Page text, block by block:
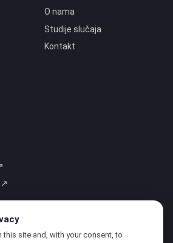
O nama
Studije slučaja
Kontakt
↗
this site and, with your consent, to